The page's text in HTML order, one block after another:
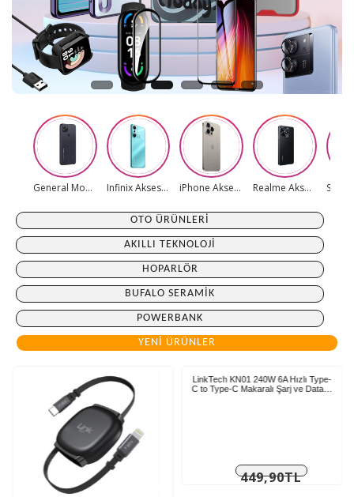
General Mobile Aksesuarları Infinix Aksesuarları iPhone Aksesuarları Realme Aksesuarları
OTO ÜRÜNLERI
AKILLI TEKNOLOJI
HOPARLÖR
BUFALO SERAMIK
POWERBANK
YENI ÜRÜNLER